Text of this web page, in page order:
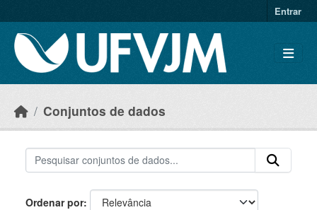
Entrar
Conjuntos de dados
Ordenar por